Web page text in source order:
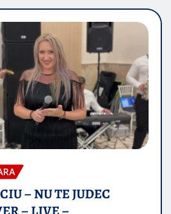
– NU TE JUDEC